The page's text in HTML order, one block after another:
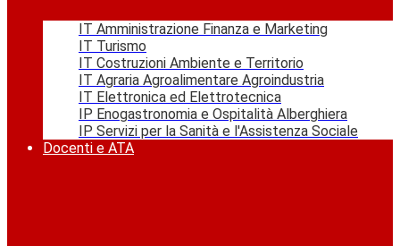
IT Amministrazione Finanza e Marketing
IT Turismo
IT Costruzioni Ambiente e Territorio
IT Agraria Agroalimentare Agroindustria
IT Elettronica ed Elettrotecnica
IP Enogastronomia e Ospitalità Alberghiera
IP Servizi per la Sanità e l'Assistenza Sociale
Docenti e ATA